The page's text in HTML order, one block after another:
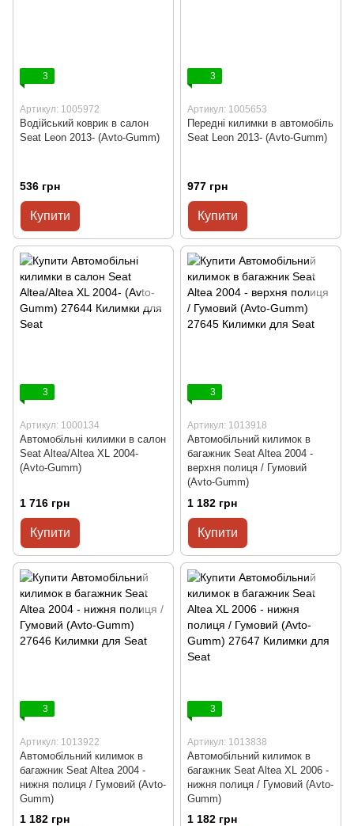
3
Артикул: 1005972
Водійський коврик в салон
Seat Leon 2013- (Avto-Gumm)
536 грн
Купити
3
Артикул: 1005653
Передні килимки в автомобіль
Seat Leon 2013- (Avto-Gumm)
977 грн
Купити
3
Артикул: 1000134
Автомобільні килимки в салон
Seat Altea/Altea XL 2004-
(Avto-Gumm)
1 716 грн
Купити
3
Артикул: 1013918
Автомобільний килимок в
багажник Seat Altea 2004 -
верхня полиця / Гумовий
(Avto-Gumm)
1 182 грн
Купити
3
Артикул: 1013922
Автомобільний килимок в
багажник Seat Altea 2004 -
нижня полиця / Гумовий (Avto-
Gumm)
1 182 грн
3
Артикул: 1013838
Автомобільний килимок в
багажник Seat Altea XL 2006 -
нижня полиця / Гумовий (Avto-
Gumm)
1 182 грн